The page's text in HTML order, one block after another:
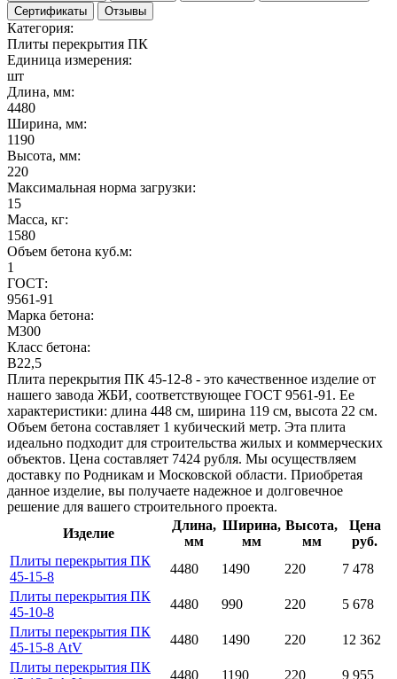
Сертификаты
Отзывы
Категория:
Плиты перекрытия ПК
Единица измерения:
шт
Длина, мм:
4480
Ширина, мм:
1190
Высота, мм:
220
Максимальная норма загрузки:
15
Масса, кг:
1580
Объем бетона куб.м:
1
ГОСТ:
9561-91
Марка бетона:
M300
Класс бетона:
B22,5
Плита перекрытия ПК 45-12-8 - это качественное изделие от
нашего завода ЖБИ, соответствующее ГОСТ 9561-91. Ее
характеристики: длина 448 см, ширина 119 см, высота 22 см.
Объем бетона составляет 1 кубический метр. Эта плита
идеально подходит для строительства жилых и коммерческих
объектов. Цена составляет 7424 рубля. Мы осуществляем
доставку по Родникам и Московской области. Приобретая
данное изделие, вы получаете надежное и долговечное
решение для вашего строительного проекта.
Изделие
Длина,
мм
Ширина,
мм
Высота,
мм
Цена
руб.
Плиты перекрытия ПК
45-15-8
4480 1490 220
7 478
Плиты перекрытия ПК
45-10-8
4480 990 220
5 678
Плиты перекрытия ПК
45-15-8 AtV
4480 1490 220
12 362
Плиты перекрытия ПК
4480 1190 220 9 955